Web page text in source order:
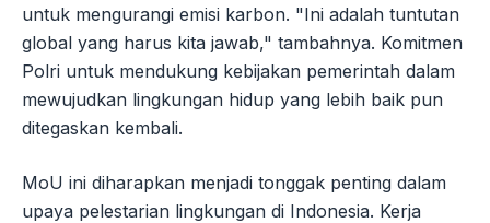
untuk mengurangi emisi karbon. "Ini adalah tuntutan
global yang harus kita jawab," tambahnya. Komitmen
Polri untuk mendukung kebijakan pemerintah dalam
mewujudkan lingkungan hidup yang lebih baik pun
ditegaskan kembali.
MoU ini diharapkan menjadi tonggak penting dalam
upaya pelestarian lingkungan di Indonesia. Kerja